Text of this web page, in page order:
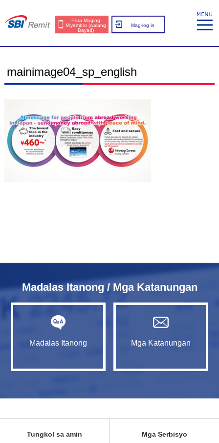
Para Maging
Miyembro (walang
Bayad)
Mag-log in
mainimage04_sp_english
Madalas Itanong / Mga Katanungan
Madalas Itanong Mga Katanungan
Tungkol sa amin Mga Serbisyo